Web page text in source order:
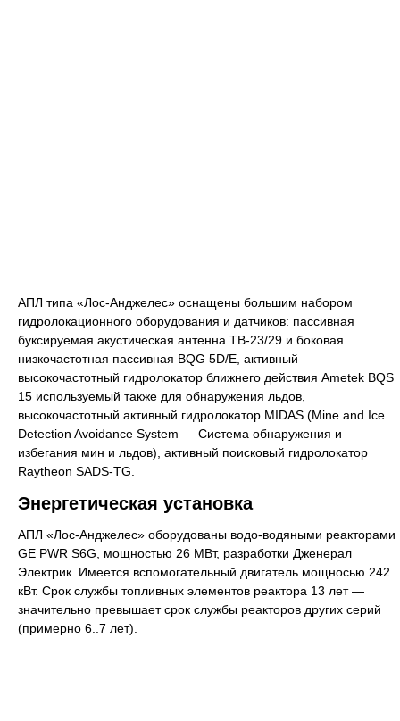
АПЛ типа «Лос-Анджелес» оснащены большим набором
гидролокационного оборудования и датчиков: пассивная
буксируемая акустическая антенна ТВ-23/29 и боковая
низкочастотная пассивная BQG 5D/E, активный
высокочастотный гидролокатор ближнего действия Ametek BQS
15 используемый также для обнаружения льдов,
высокочастотный активный гидролокатор MIDAS (Mine and Ice
Detection Avoidance System — Система обнаружения и
избегания мин и льдов), активный поисковый гидролокатор
Raytheon SADS-TG.
Энергетическая установка
АПЛ «Лос-Анджелес» оборудованы водо-водяными реакторами
GE PWR S6G, мощностью 26 МВт, разработки Дженерал
Электрик. Имеется вспомогательный двигатель мощносью 242
кВт. Срок службы топливных элементов реактора 13 лет —
значительно превышает срок службы реакторов других серий
(примерно 6..7 лет).